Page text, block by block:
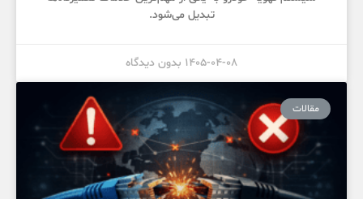
تبدیل می‌شود.
1405-04-08 بدون دیدگاه
مقالات